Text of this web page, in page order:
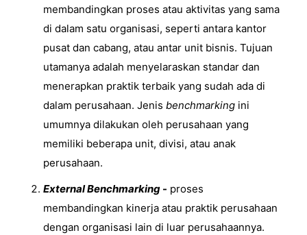
membandingkan proses atau aktivitas yang sama
di dalam satu organisasi, seperti antara kantor
pusat dan cabang, atau antar unit bisnis. Tujuan
utamanya adalah menyelaraskan standar dan
menerapkan praktik terbaik yang sudah ada di
dalam perusahaan. Jenis benchmarking ini
umumnya dilakukan oleh perusahaan yang
memiliki beberapa unit, divisi, atau anak
perusahaan.
External Benchmarking - proses
membandingkan kinerja atau praktik perusahaan
dengan organisasi lain di luar perusahaannya.